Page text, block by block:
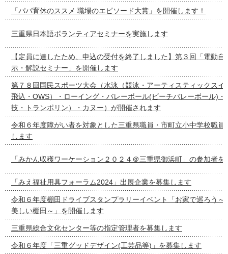
「パパ育休のススメ 職場のエピソード大賞」を開催します！
三重県日本語ボランティアセミナーを実施します
【定員に達したため、申込の受付を終了しました】第３回「電動
示・解説セミナー」を開催します
第７８回国民スポーツ大会（水泳（競泳・アーティスティックスイ
飛込・OWS）・ローイング・バレーボール(ビーチバレーボール)・
技・トランポリン）・カヌー）が開催されます
令和６年度障がい者を対象とした三重県職員・市町立小中学校職員
します
「みかん収穫ワーケーション２０２４＠三重県御浜町」の参加者を
「みえ福祉用具フォーラム2024」出展企業を募集します
令和６年度棚田ドライブスタンプラリーイベント「お家で巡ろう～
美しい棚田～」を開催します
三重県総合文化センター等の指定管理者を募集します
令和６年度「三重グッドデザイン(工芸品等)」を募集します